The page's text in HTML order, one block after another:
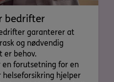
bedrifter
garanterer at
og nødvendig
er behov.
en forutsetning for en
hjelper